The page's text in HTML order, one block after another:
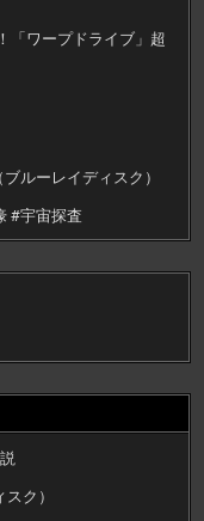
「ワープドライブ」超
ルーレイディスク）
#宇宙探査
ク）